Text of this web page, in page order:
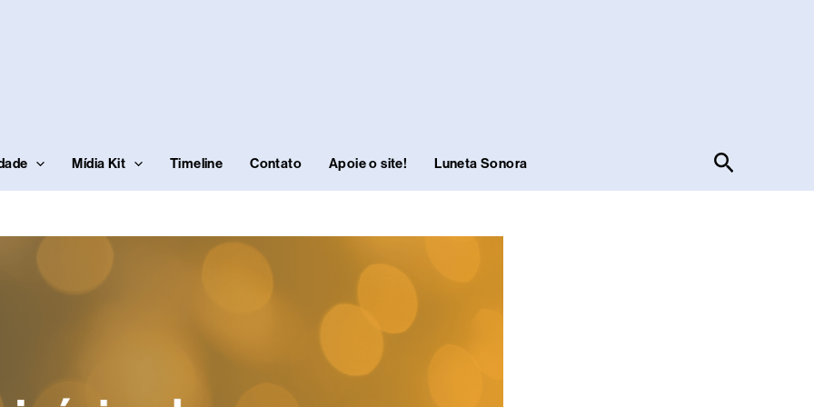
Mídia Kit Timeline Contato Apoie o site! Luneta Sonora Pesquisar